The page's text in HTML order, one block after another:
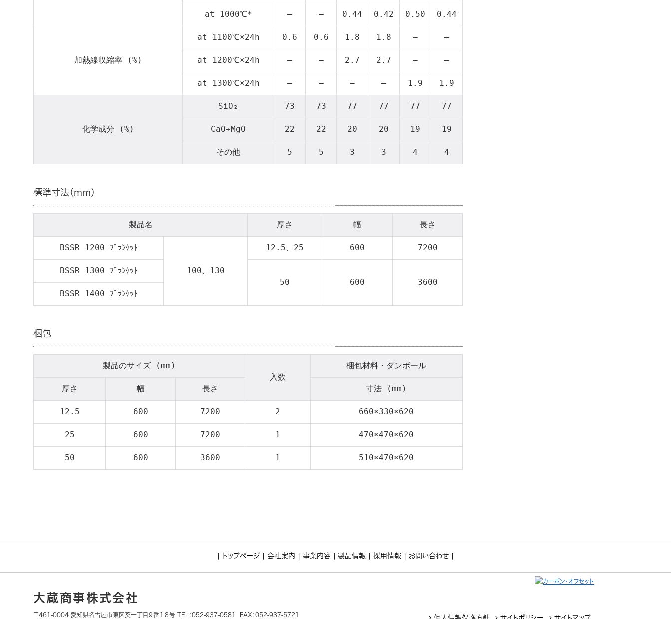
at 1000℃* – – 0.44 0.42 0.50 0.44
加熱線収縮率 (%)
at 1100℃×24h 0.6 0.6 1.8 1.8 – –
at 1200℃×24h – – 2.7 2.7 – –
at 1300℃×24h – – – – 1.9 1.9
化学成分 (%)
SiO₂ 73 73 77 77 77 77
CaO+MgO 22 22 20 20 19 19
その他 5 5 3 3 4 4
標準寸法（mm）
製品名 厚さ 幅 長さ
BSSR 1200 ﾌﾞﾗﾝｹｯﾄ
100、130
12.5、25 600 7200
BSSR 1300 ﾌﾞﾗﾝｹｯﾄ
50
600
3600
BSSR 1400 ﾌﾞﾗﾝｹｯﾄ
梱包
製品のサイズ (mm)
入数
梱包材料・ダンボール
厚さ 幅 長さ 寸法 (mm)
12.5 600 7200 2 660×330×620
25 600 7200 1 470×470×620
50 600 3600 1 510×470×620
トップページ 会社案内 事業内容 製品情報 採用情報 お問い合わせ
大蔵商事株式会社
〒461-0004 愛知県名古屋市東区葵一丁目９番１８号 TEL：052-937-0581 FAX：052-937-5721 個人情報保護方針 サイトポリシー サイトマップ